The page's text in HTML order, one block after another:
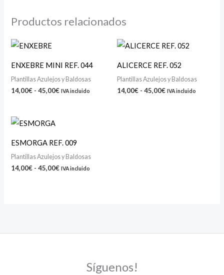
Productos relacionados
ENXEBRE MINI REF. 044
Plantillas Azulejos y Baldosas
14,00€ - 45,00€
desde
14,00€
hasta
45,00€
IVA incluido
ALICERCE REF. 052
Plantillas Azulejos y Baldosas
14,00€ - 45,00€
Rango
de
desde
14,00€
hasta
45,00€
IVA incluido
ESMORGA REF. 009
Plantillas Azulejos y Baldosas
14,00€ - 45,00€
desde
14,00€
hasta
45,00€
IVA incluido
Síguenos!